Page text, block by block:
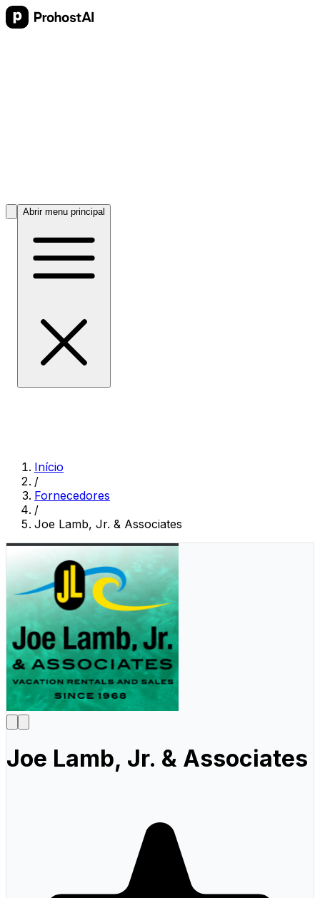
Abrir menu principal
Início
/
Fornecedores
/
Joe Lamb, Jr. & Associates
Joe Lamb, Jr. & Associates